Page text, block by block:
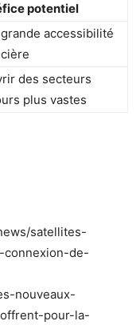
potentiel
accessibilité
des secteurs
plus vastes
satellites-
connexion-de-
nouveaux-
pour-la-